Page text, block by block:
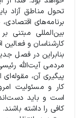
تحول مناطق آزاد
برنامه‌های
بین‌المللی مبتنی
کارشناسان و فعالین
بنابراین در فصل
مردمی آیت‌الله
پیگیری آن،
کار و مسئولیت
است و باید
کافی را داشته باشند‌‌.